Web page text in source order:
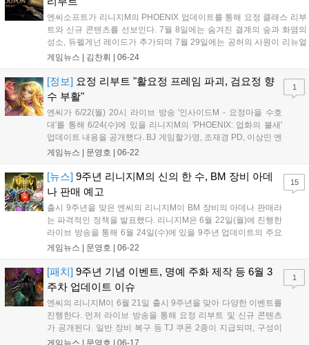
주간 숙제 관리가 가능해졌습니다....
엔씨소프트가 리니지M의 PHOENIX 업데이트를 통해 요정 클래스 리부
트와 신규 콘텐츠를 선보인다. 7월 8일에는 숨겨진 결계의 숲과 화염의
성소, 듀펠게넌 레이드가 추가되며 7월 29일에는 공허의 사원이 리뉴얼
된다. 이용 편의성 개선과 함께 7종의 TJ 쿠폰도 지급한다. 6월 22일부터
다양한 복구 및 합성 쿠폰을 순차적으로 제공할 예정이다. 자세한 사항
은 공식 홈페이지에서 확인 가능하다....
게임뉴스 | 김찬휘 06-24
[정보] 요정 리부트 "활요정 프레임 파괴, 검요정 향
수 부활"
엔씨가 6/22(월) 20시 라이브 방송 '인사이드M - 요정마을 수호
대'를 통해 6/24(수)에 있을 리니지M의 'PHOENIX: 업화의 불새'
업데이트 내용을 공개했다. BJ 게임할가영, 조재경 PD, 이상민 엔
씨소프트 사업실장이 출연한 이번 방송에서는 요정 클래스 리부
추가, BM 장비...
게임뉴스 | 문영호 06-22
1
[뉴스] 9주년 리니지M의 신의 한 수, BM 장비 아데
나 판매 예고
출시 9주년을 맞은 엔씨의 리니지M이 BM 장비의 아데나 판매라
는 파격적인 정책을 발표했다. 리니지M은 6월 22일(월)에 진행한
라이브 방송을 통해 6월 24일(수)에 있을 9주년 업데이트의 주요
내용을 발표했다. 이번 방송에서는 기존에 유료 재화로만 살 수
이용자들의 폭발적인 호응을 얻었다....
게임뉴스 | 문영호 06-22
15
[패치] 9주년 기념 이벤트, 명예 주화 제작 등 6월 3
주차 업데이트 이슈
엔씨의 리니지M이 6월 21일 출시 9주년을 맞아 다양한 이벤트를
진행한다. 먼저 라이브 방송을 통해 요정 리부트 및 신규 콘텐츠
가 공개된다. 일반 장비 복구 등 TJ 쿠폰 2종이 지급되며, 구성이
대폭 강화된 9주년 패키지, 기념 푸시, 각종 이벤트 던전, 보상 3배
1